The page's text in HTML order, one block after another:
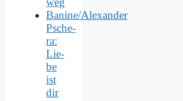
Banine/Alexander
Psche­
ra:
Lie­
be
ist
dir